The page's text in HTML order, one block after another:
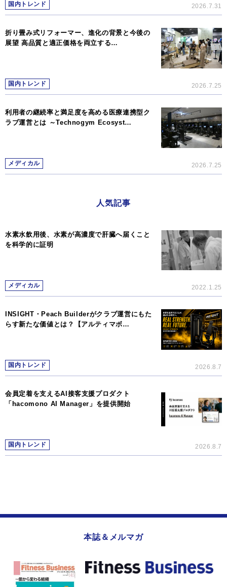
国内トレンド 2026.7.31
折り畳み式リフォーマー、進化の背景と今後の
展望 高品質と適正価格を両立する…
国内トレンド 2026.7.25
利用者の継続率と満足度を高める医療連携型ク
ラブ運営とは ～Technogym Ecosyst…
メディカル 2026.7.25
人気記事
水素水飲用後、水素が高濃度で肝臓へ届くこと
を科学的に証明
メディカル 2022.1.25
INSIGHT・Peach Builderがクラブ運営にもた
らす新たな価値とは？【アルティマボ…
国内トレンド 2026.8.7
会員定着を支えるAI接客支援プロダクト
「hacomono AI Manager」を提供開始
国内トレンド 2026.8.7
本誌＆メルマガ